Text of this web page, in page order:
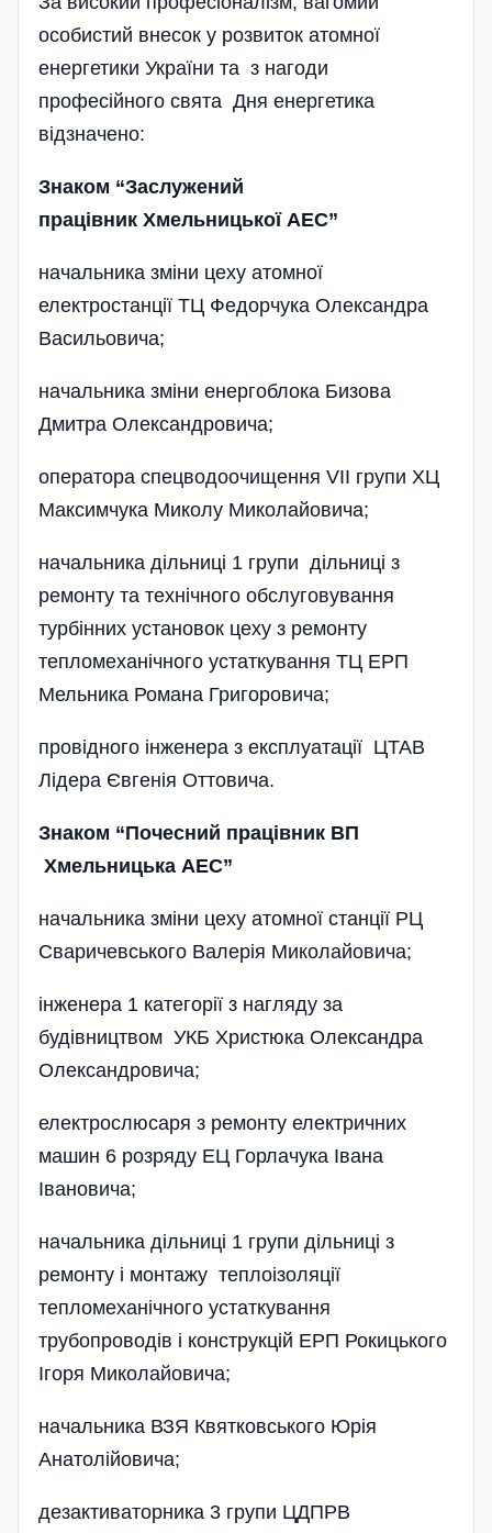
особистий внесок у розвиток атомної
енергетики України та з нагоди
професійного свята Дня енергетика
відзначено:
Знаком “Заслужений
працівник Хмельницької АЕС”
начальника зміни цеху атомної
електростанції ТЦ Федорчука Олександра
Васильовича;
начальника зміни енергоблока Бизова
Дмитра Олександровича;
оператора спецводоочищення VII групи ХЦ
Максимчука Миколу Миколайовича;
начальника дільниці 1 групи дільниці з
ремонту та технічного обслуговування
турбінних установок цеху з ремонту
тепломеханічного устаткування ТЦ ЕРП
Мельника Романа Григоровича;
провідного інженера з експлуатації ЦТАВ
Лідера Євгенія Оттовича.
Знаком “Почесний працівник ВП
Хмельницька АЕС”
начальника зміни цеху атомної станції РЦ
Сваричевського Валерія Миколайовича;
інженера 1 категорії з нагляду за
будівництвом УКБ Христюка Олександра
Олександровича;
електрослюсаря з ремонту електричних
машин 6 розряду ЕЦ Горлачука Івана
Івановича;
начальника дільниці 1 групи дільниці з
ремонту і монтажу теплоізоляції
тепломеханічного устаткування
трубопроводів і конструкцій ЕРП Рокицького
Ігоря Миколайовича;
начальника ВЗЯ Квятковського Юрія
Анатолійовича;
дезактиваторника 3 групи ЦДПРВ